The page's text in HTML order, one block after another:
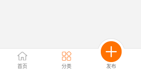
首页 分类 发布